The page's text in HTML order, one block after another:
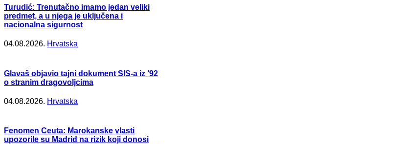
Turudić: Trenutačno imamo jedan veliki
predmet, a u njega je uključena i
nacionalna sigurnost
04.08.2026. Hrvatska
Glavaš objavio tajni dokument SIS-a iz ’92
o stranim dragovoljcima
04.08.2026. Hrvatska
Fenomen Ceuta: Marokanske vlasti
upozorile su Madrid na rizik koji donosi